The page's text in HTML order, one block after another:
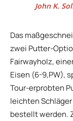
John K.
Das
zwei Putter-
Fairwayholz,
Eisen (6-9,PW),
Tour-erprobten
leichten
bestellt werden.